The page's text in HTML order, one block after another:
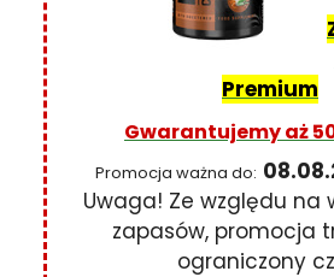
Premium
Gwarantujemy aż
Promocja ważna do:
Uwaga! Ze względu na
zapasów, promocja
ograniczony